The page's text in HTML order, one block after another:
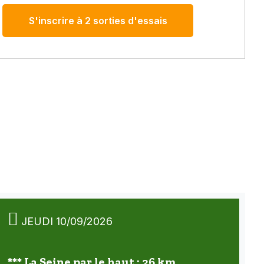
S'inscrire à 2 sorties d'essais
JEUDI 10/09/2026